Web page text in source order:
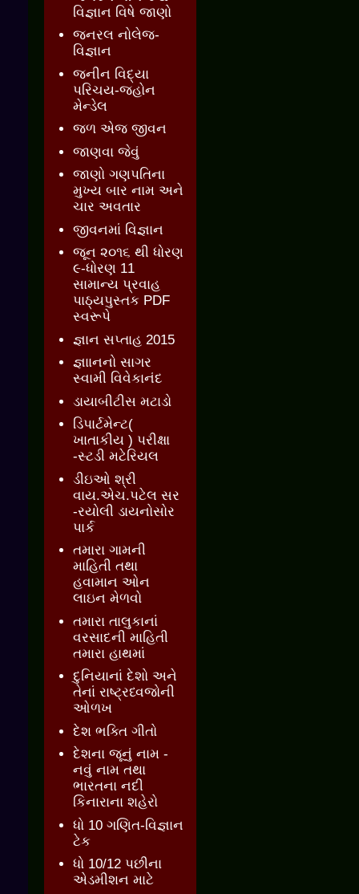
વિજ્ઞાન વિષે જાણો
જનરલ નોલેજ-
વિજ્ઞાન
જનીન વિદ્યા
પરિચય-જ્હોન
મેન્ડેલ
જળ એજ જીવન
જાણવા જેવું
જાણો ગણપતિના
મુખ્ય બાર નામ અને
ચાર અવતાર
જીવનમાં વિજ્ઞાન
જૂન ૨૦૧૬ થી ધોરણ
૯-ધોરણ 11
સામાન્ય પ્રવાહ
પાઠ્યપુસ્તક PDF
સ્વરૂપે
જ્ઞાન સપ્તાહ 2015
જ્ઞાાનનો સાગર
સ્વામી વિવેકાનંદ
ડાયાબીટીસ મટાડો
ડિપાર્ટમેન્ટ(
ખાતાકીય ) પરીક્ષા
-સ્ટડી મટેરિયલ
ડીઇઓ શ્રી
વાય.એચ.પટેલ સર
-રયોલી ડાયનોસોર
પાર્ક
તમારા ગામની
માહિતી તથા
હવામાન ઓન
લાઇન મેળવો
તમારા તાલુકાનાં
વરસાદની માહિતી
તમારા હાથમાં
દુનિયાનાં દેશો અને
તેનાં રાષ્ટ્રધ્વજોની
ઓળખ
દેશ ભક્તિ ગીતો
દેશના જૂનું નામ -
નવું નામ તથા
ભારતના નદી
કિનારાના શહેરો
ધો 10 ગણિત-વિજ્ઞાન
ટેક
ધો 10/12 પછીના
એડમીશન માટે